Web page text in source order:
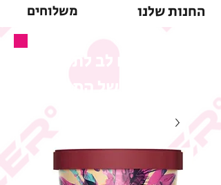
החנות שלנו משלוחים
המבצע של המוצר